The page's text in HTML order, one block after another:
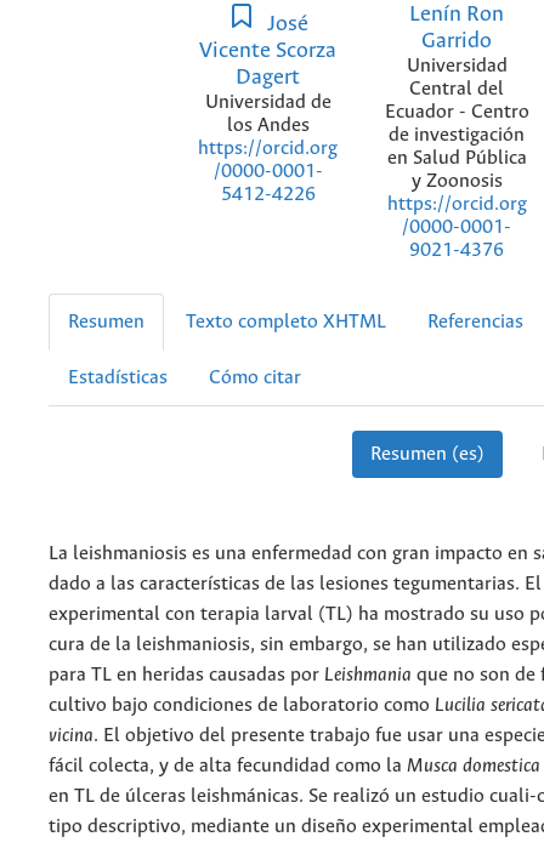
José
Vicente Scorza
Dagert
Universidad de
los Andes
https://orcid.org
/0000-0001-
5412-4226
Lenín Ron
Garrido
Universidad
Central del
Ecuador - Centro
de investigación
en Salud Pública
y Zoonosis
https://orcid.org
/0000-0001-
9021-4376
Resumen Texto completo XHTML Referencias
Estadísticas Cómo citar
Resumen (es)
La leishmaniosis es una enfermedad con gran impacto en
dado a las características de las lesiones tegumentarias.
experimental con terapia larval (TL) ha mostrado su uso
cura de la leishmaniosis, sin embargo, se han utilizado
para TL en heridas causadas por Leishmania que no son de
cultivo bajo condiciones de laboratorio como Lucilia
vicina. El objetivo del presente trabajo fue usar una
fácil colecta, y de alta fecundidad como la Musca domestica
en TL de úlceras leishmánicas. Se realizó un estudio
tipo descriptivo, mediante un diseño experimental